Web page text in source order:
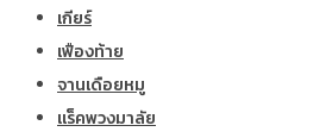
เกียร์
เฟืองท้าย
จานเดือยหมู
แร็คพวงมาลัย